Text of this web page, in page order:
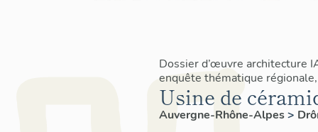
Dossier d’œuvre architecture
enquête thématique
Usine de
Auvergne-Rhône-Alpes>